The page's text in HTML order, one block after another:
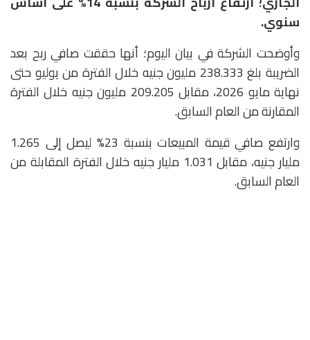
سنوي.
وأوضحت الشركة في بيان اليوم؛ أنها حققت صافي ربح بعد
الضريبة بلغ 238.333 مليون جنيه خلال الفترة من يوليو حتى
نهاية مايو 2026، مقابل 209.205 مليون جنيه خلال الفترة
المقارنة من العام السابق.
وارتفع صافي قيمة المبيعات بنسبة 23% ليصل إلى 1.265
مليار جنيه، مقابل 1.031 مليار جنيه خلال الفترة المقابلة من
العام السابق.